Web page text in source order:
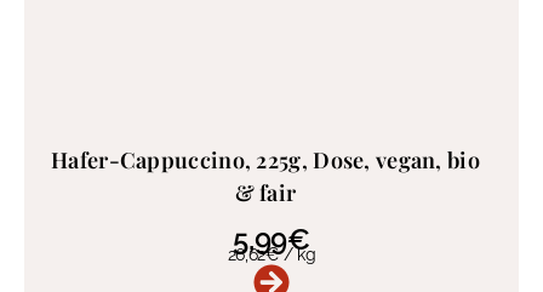
Hafer-Cappuccino, 225g, Dose, vegan, bio
& fair
5,99€
26,62€/kg